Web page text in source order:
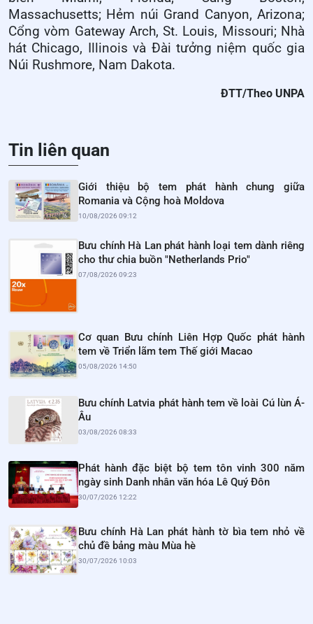
Massachusetts; Hẻm núi Grand Canyon, Arizona;
Cổng vòm Gateway Arch, St. Louis, Missouri; Nhà
hát Chicago, Illinois và Đài tưởng niệm quốc gia
Núi Rushmore, Nam Dakota.
ĐTT/Theo UNPA
Tin liên quan
Giới thiệu bộ tem phát hành chung giữa
Romania và Cộng hoà Moldova
10/08/2026 09:12
Bưu chính Hà Lan phát hành loại tem dành riêng
cho thư chia buồn "Netherlands Prio"
07/08/2026 09:23
Cơ quan Bưu chính Liên Hợp Quốc phát hành
tem về Triển lãm tem Thế giới Macao
05/08/2026 14:50
Bưu chính Latvia phát hành tem về loài Cú lùn Á-
Âu
03/08/2026 08:33
Phát hành đặc biệt bộ tem tôn vinh 300 năm
ngày sinh Danh nhân văn hóa Lê Quý Đôn
30/07/2026 12:22
Bưu chính Hà Lan phát hành tờ bìa tem nhỏ về
chủ đề bảng màu Mùa hè
30/07/2026 10:03